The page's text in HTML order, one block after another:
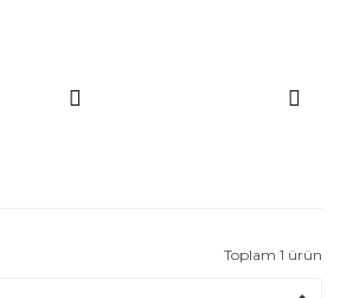
Toplam 1 ürün